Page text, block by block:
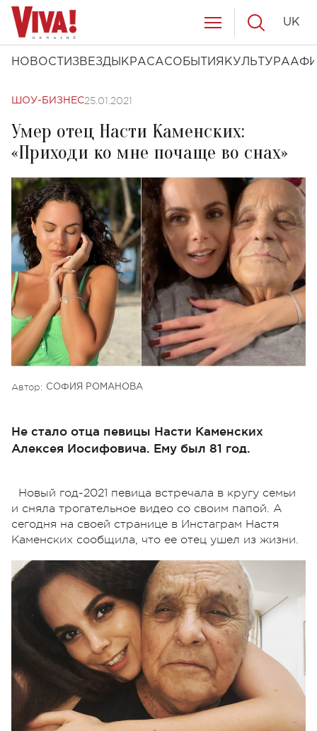
НОВОСТИ ЗВЕЗДЫ КРАСАСОБЫТИЯ КУЛЬТУРА
UK
ШОУ-БИЗНЕС25.01.2021
Умер отец Насти Каменских:
«Приходи ко мне почаще во снах»
Автор: СОФИЯ РОМАНОВА
Не стало отца певицы Насти Каменских
Алексея Иосифовича. Ему был 81 год.
Новый год-2021 певица встречала в кругу семьи
и сняла трогательное видео со своим папой. А
сегодня на своей странице в Инстаграм Настя
Каменских сообщила, что ее отец ушел из жизни.